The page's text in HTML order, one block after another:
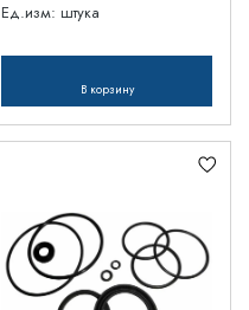
Ед.изм: штука
В корзину